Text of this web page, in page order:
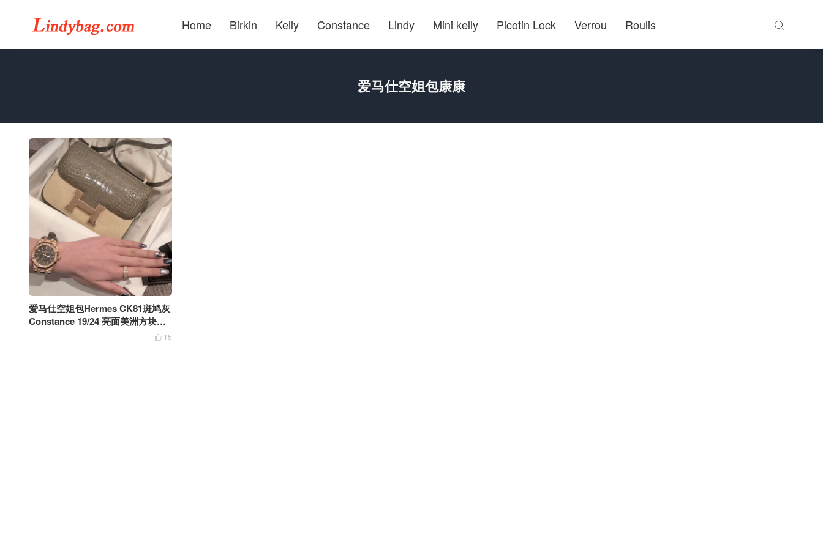
Home Birkin Kelly Constance Lindy Mini kelly Picotin Lock Verrou Roulis 
爱马仕空姐包康康
爱马仕空姐包Hermes CK81斑鸠灰
Constance 19/24 亮面美洲方块鳄
 15